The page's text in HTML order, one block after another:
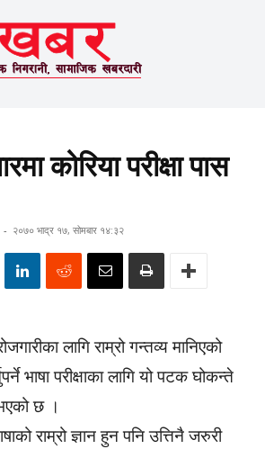
कोरिया परीक्षा पास
- २०७० भाद्र १७, सोमबार १४:३२
लागि राम्रो गन्तव्य मानिएको
भाषा परीक्षाका लागि यो पटक घोकन्ते
छ ।
राम्रो ज्ञान हुन पनि उत्तिनै जरुरी